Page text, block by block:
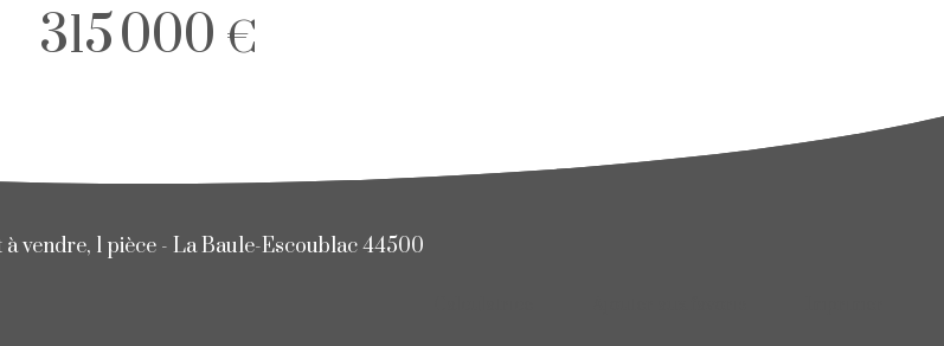
315 000 €
vendre, 1 pièce - La Baule-Escoublac 44500